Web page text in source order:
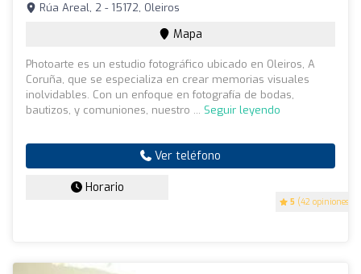
5 (42 opiniones)
Rúa Areal, 2 - 15172, Oleiros
Mapa
Photoarte es un estudio fotográfico ubicado en Oleiros, A
Coruña, que se especializa en crear memorias visuales
inolvidables. Con un enfoque en fotografía de bodas,
bautizos, y comuniones, nuestro ... Seguir leyendo
Ver teléfono
Horario